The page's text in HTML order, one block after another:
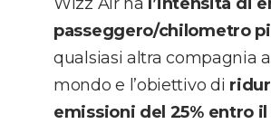
passeggero/chilometro
qualsiasi altra compagnia
mondo e l’obiettivo di
emissioni del 25% entro